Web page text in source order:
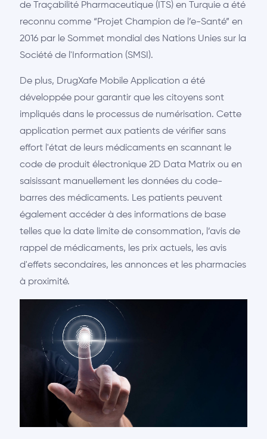
de Traçabilité Pharmaceutique (ITS) en Turquie a été
reconnu comme “Projet Champion de l’e-Santé” en
2016 par le Sommet mondial des Nations Unies sur la
Société de l'Information (SMSI).
De plus, DrugXafe Mobile Application a été
développée pour garantir que les citoyens sont
impliqués dans le processus de numérisation. Cette
application permet aux patients de vérifier sans
effort l'état de leurs médicaments en scannant le
code de produit électronique 2D Data Matrix ou en
saisissant manuellement les données du code-
barres des médicaments. Les patients peuvent
également accéder à des informations de base
telles que la date limite de consommation, l’avis de
rappel de médicaments, les prix actuels, les avis
d'effets secondaires, les annonces et les pharmacies
à proximité.